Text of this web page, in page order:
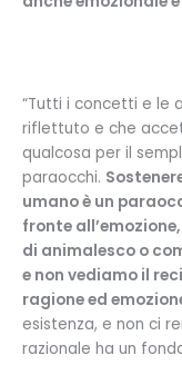
“Tutti i concetti e le
riflettuto e che
qualcosa per il
paraocchi.
umano è un
fronte
di animalesco o
e non vediamo il
ragione ed
esistenza, e non ci
razionale ha un